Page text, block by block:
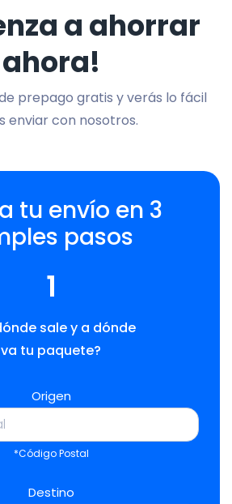
a ahorrar
ahora!
prepago gratis y verás lo fácil
enviar con nosotros.
tu envío en 3
pasos
1
sale y a dónde
va tu paquete?
Origen
*Código Postal
Destino